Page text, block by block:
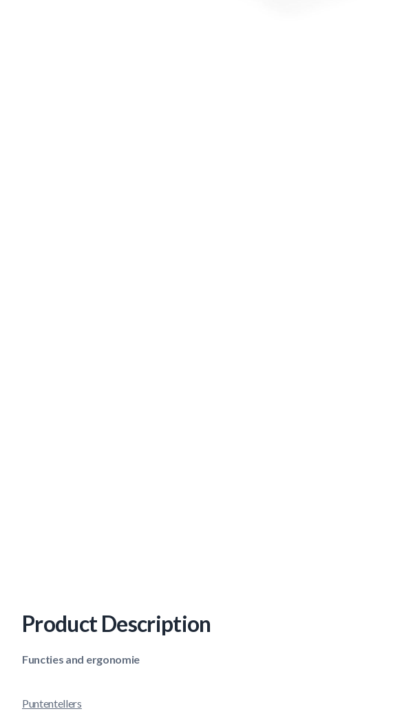
View larger image
Product Description
Functies and ergonomie
Puntentellers